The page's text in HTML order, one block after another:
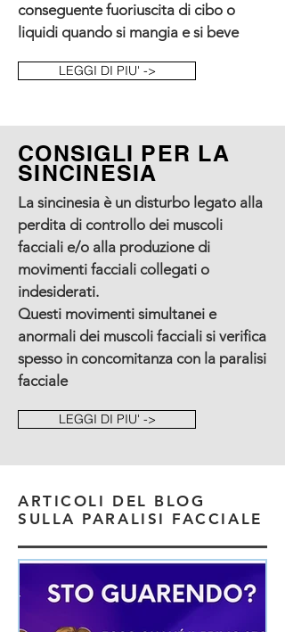
conseguente fuoriuscita di cibo o
liquidi quando si mangia e si beve
LEGGI DI PIU' ->
CONSIGLI PER LA
SINCINESIA
La sincinesia è un disturbo legato alla
perdita di controllo dei muscoli
facciali e/o alla produzione di
movimenti facciali collegati o
indesiderati.
Questi movimenti simultanei e
anormali dei muscoli facciali si verifica
spesso in concomitanza con la paralisi
facciale
LEGGI DI PIU' ->
ARTICOLI DEL BLOG
SULLA PARALISI FACCIALE